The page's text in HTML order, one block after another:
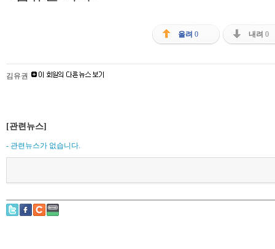
올려 0 내려 0
김유권
[관련뉴스]
- 관련뉴스가 없습니다.